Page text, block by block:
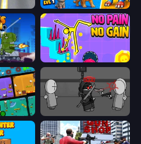
Ultimate Evolution
Tanks Arena io: Craft & Combat No Pain No Gain - Ragdoll Sandbox
Escape From Prison Multiplayer Madness Project Nexus